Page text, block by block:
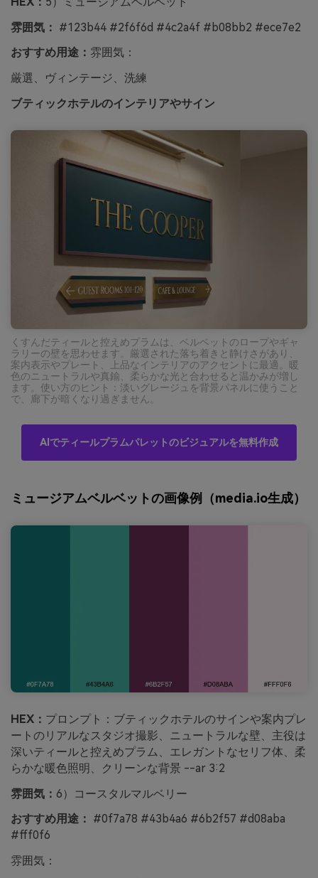
雰囲気： #123b44 #2f6f6d #4c2a4f #b08bb2 #ece7e2
おすすめ用途： 雰囲気：
厳選、ヴィンテージ、洗練
ブティックホテルのインテリアやサイン
くすんだティールと控えめプラムは、ベルベットのロープやギャ
ラリーの壁を思わせます。厳選された落ち着きと静けさがあり、
案内表示やプレート、上品なインテリアのアクセントに最適。暖
色のニュートラルや真鍮、柔らかな光と合わせると温かみが増し
ます。使い方のヒント：淡いグレージュを背景パネルに使うこと
で、廊下が暗くなり過ぎません。
AIでティールプラムパレットのビジュアルを無料作成
ミュージアムベルベットの画像例（media.io生成）
HEX： プロンプト：ブティックホテルのサインや案内プレ
ートのリアルなスタジオ撮影、ニュートラルな壁、主役は
深いティールと控えめプラム、エレガントなセリフ体、柔
らかな暖色照明、クリーンな背景 --ar 3:2
雰囲気： 6）コースタルマルベリー
おすすめ用途： #0f7a78 #43b4a6 #6b2f57 #d08aba
#fff0f6
雰囲気：